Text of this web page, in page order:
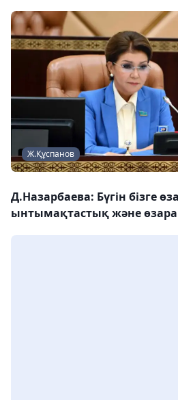
Ж.Құспанов
Д.Назарбаева: Бүгін бізге
ынтымақтастық және